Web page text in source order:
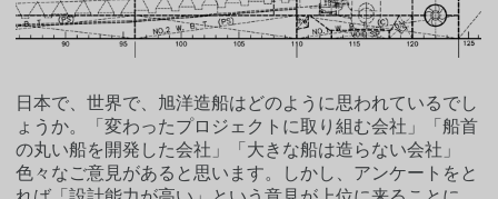
日本で、世界で、旭洋造船はどのように思われているでし
ょうか。「変わったプロジェクトに取り組む会社」「船首
の丸い船を開発した会社」「大きな船は造らない会社」
色々なご意見があると思います。しかし、アンケートをと